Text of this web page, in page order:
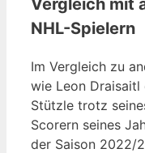
NHL-Spielern
Im Vergleich zu
wie Leon
Stützle trotz
Scorern seines
der Saison 2022/